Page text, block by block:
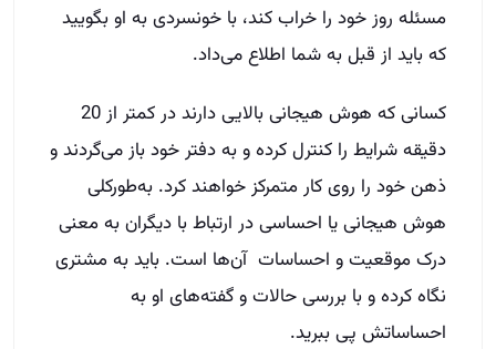
مسئله روز خود را خراب کند، با خونسردی به او بگویید
که باید از قبل به شما اطلاع می‌داد.
کسانی که هوش هیجانی بالایی دارند در کمتر از 20
دقیقه شرایط را کنترل کرده و به دفتر خود باز می‌گردند و
ذهن خود را روی کار متمرکز خواهند کرد. به‌طورکلی
هوش هیجانی یا احساسی در ارتباط با دیگران به معنی
درک موقعیت و احساسات آن‌ها است. باید به مشتری
نگاه کرده و با بررسی حالات و گفته‌های او به
احساساتش پی ببرید.